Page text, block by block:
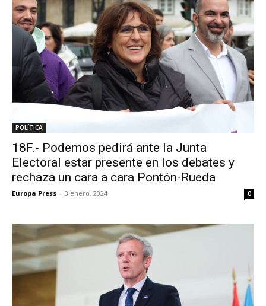
POLÍTICA
18F.- Podemos pedirá ante la Junta
Electoral estar presente en los debates y
rechaza un cara a cara Pontón-Rueda
Europa Press - 3 enero, 2024 0